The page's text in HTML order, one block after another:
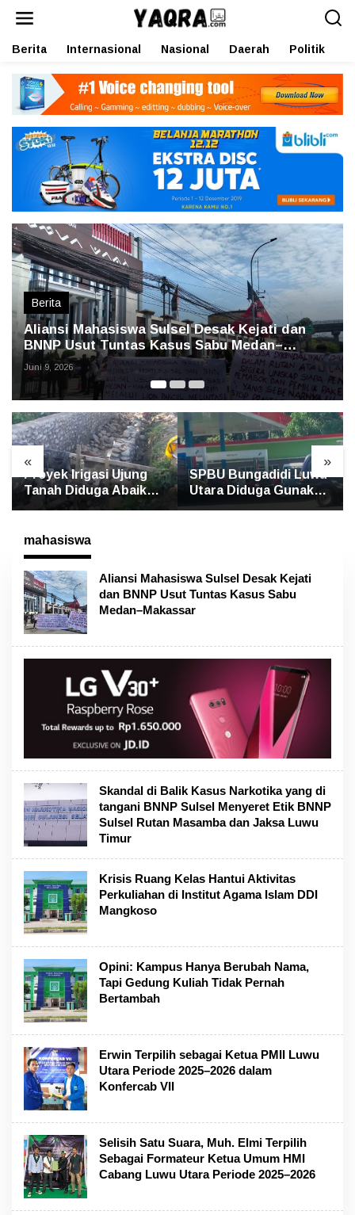
Berita Internasional Nasional Daerah Politik
Berita
Aliansi Mahasiswa Sulsel Desak Kejati dan
BNNP Usut Tuntas Kasus Sabu Medan–
Makassar
Juni 9, 2026
« »
Proyek Irigasi Ujung
Tanah Diduga Abaikan
Pedoman Ditjen
Pers Ancam RDP di
DPRD
SPBU Bungadidi Luwu
Utara Diduga Gunakan
Preman Amankan
mahasiswa
Aliansi Mahasiswa Sulsel Desak Kejati
dan BNNP Usut Tuntas Kasus Sabu
Medan–Makassar
Skandal di Balik Kasus Narkotika yang di
tangani BNNP Sulsel Menyeret Etik BNNP
Sulsel Rutan Masamba dan Jaksa Luwu
Timur
Krisis Ruang Kelas Hantui Aktivitas
Perkuliahan di Institut Agama Islam DDI
Mangkoso
Opini: Kampus Hanya Berubah Nama,
Tapi Gedung Kuliah Tidak Pernah
Bertambah
Erwin Terpilih sebagai Ketua PMII Luwu
Utara Periode 2025–2026 dalam
Konfercab VII
Selisih Satu Suara, Muh. Elmi Terpilih
Sebagai Formateur Ketua Umum HMI
Cabang Luwu Utara Periode 2025–2026